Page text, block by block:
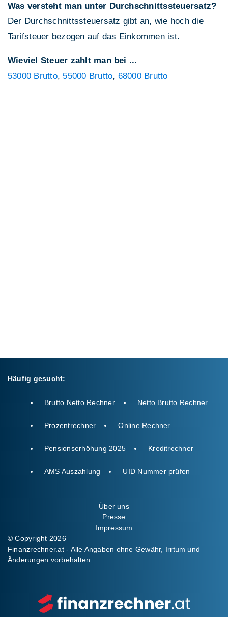
Was versteht man unter Durchschnittssteuersatz?
Der Durchschnittssteuersatz gibt an, wie hoch die
Tarifsteuer bezogen auf das Einkommen ist.
Wieviel Steuer zahlt man bei ...
53000 Brutto, 55000 Brutto, 68000 Brutto
Häufig gesucht:
Brutto Netto Rechner Netto Brutto Rechner
Prozentrechner Online Rechner
Pensionserhöhung 2025 Kreditrechner
AMS Auszahlung UID Nummer prüfen
Über uns
Presse
Impressum
© Copyright 2026
Finanzrechner.at - Alle Angaben ohne Gewähr, Irrtum und
Änderungen vorbehalten.